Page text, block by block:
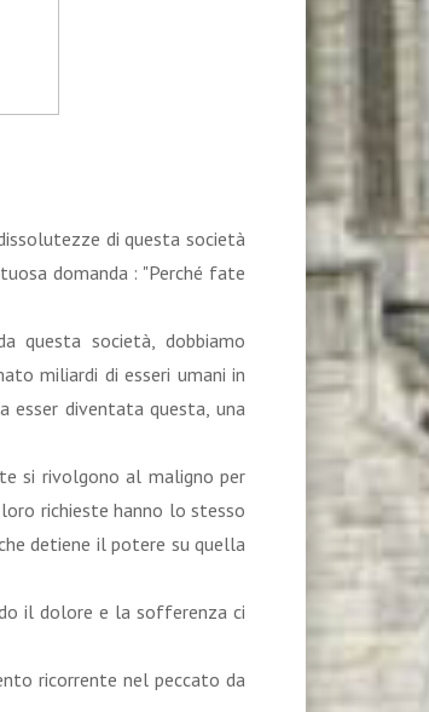
di questa società
domanda : "Perché fate
questa società, dobbiamo
miliardi di esseri umani in
esser diventata questa, una
si rivolgono al maligno per
richieste hanno lo stesso
detiene il potere su quella
il dolore e la sofferenza ci
ricorrente nel peccato da